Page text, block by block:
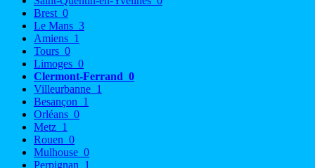
Brest 0
Le Mans 3
Amiens 1
Tours 0
Limoges 0
Clermont-Ferrand 0
Villeurbanne 1
Besançon 1
Orléans 0
Metz 1
Rouen 0
Mulhouse 0
Perpignan 1